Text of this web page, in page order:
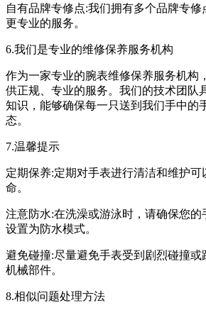
自有品牌专修点:我们拥有多个品牌专
更专业的服务。
6.我们是专业的维修保养服务机构
作为一家专业的腕表维修保养服务机构
供正规、专业的服务。我们的技术团队
知识，能够确保每一只送到我们手中的
态。
7.温馨提示
定期保养:定期对手表进行清洁和维护
命。
注意防水:在洗澡或游泳时，请确保您
设置为防水模式。
避免碰撞:尽量避免手表受到剧烈碰撞或
机械部件。
8.相似问题处理方法